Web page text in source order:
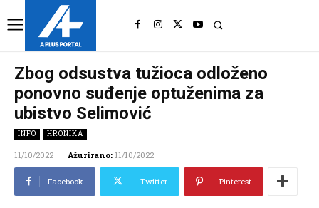
Zbog odsustva tužioca odloženo
ponovno suđenje optuženima za
ubistvo Selimović
INFO HRONIKA
11/10/2022 Ažurirano: 11/10/2022
Facebook Twitter Pinterest